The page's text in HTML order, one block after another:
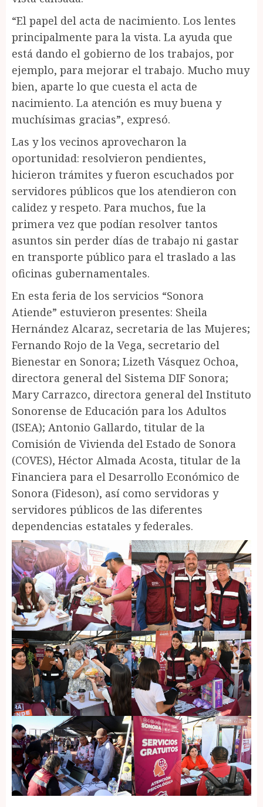
“El papel del acta de nacimiento. Los lentes
principalmente para la vista. La ayuda que
está dando el gobierno de los trabajos, por
ejemplo, para mejorar el trabajo. Mucho muy
bien, aparte lo que cuesta el acta de
nacimiento. La atención es muy buena y
muchísimas gracias”, expresó.
Las y los vecinos aprovecharon la
oportunidad: resolvieron pendientes,
hicieron trámites y fueron escuchados por
servidores públicos que los atendieron con
calidez y respeto. Para muchos, fue la
primera vez que podían resolver tantos
asuntos sin perder días de trabajo ni gastar
en transporte público para el traslado a las
oficinas gubernamentales.
En esta feria de los servicios “Sonora
Atiende” estuvieron presentes: Sheila
Hernández Alcaraz, secretaria de las Mujeres;
Fernando Rojo de la Vega, secretario del
Bienestar en Sonora; Lizeth Vásquez Ochoa,
directora general del Sistema DIF Sonora;
Mary Carrazco, directora general del Instituto
Sonorense de Educación para los Adultos
(ISEA); Antonio Gallardo, titular de la
Comisión de Vivienda del Estado de Sonora
(COVES), Héctor Almada Acosta, titular de la
Financiera para el Desarrollo Económico de
Sonora (Fideson), así como servidoras y
servidores públicos de las diferentes
dependencias estatales y federales.